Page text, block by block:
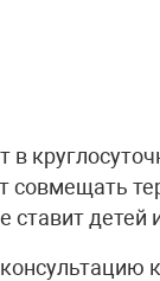
совмещать
детей